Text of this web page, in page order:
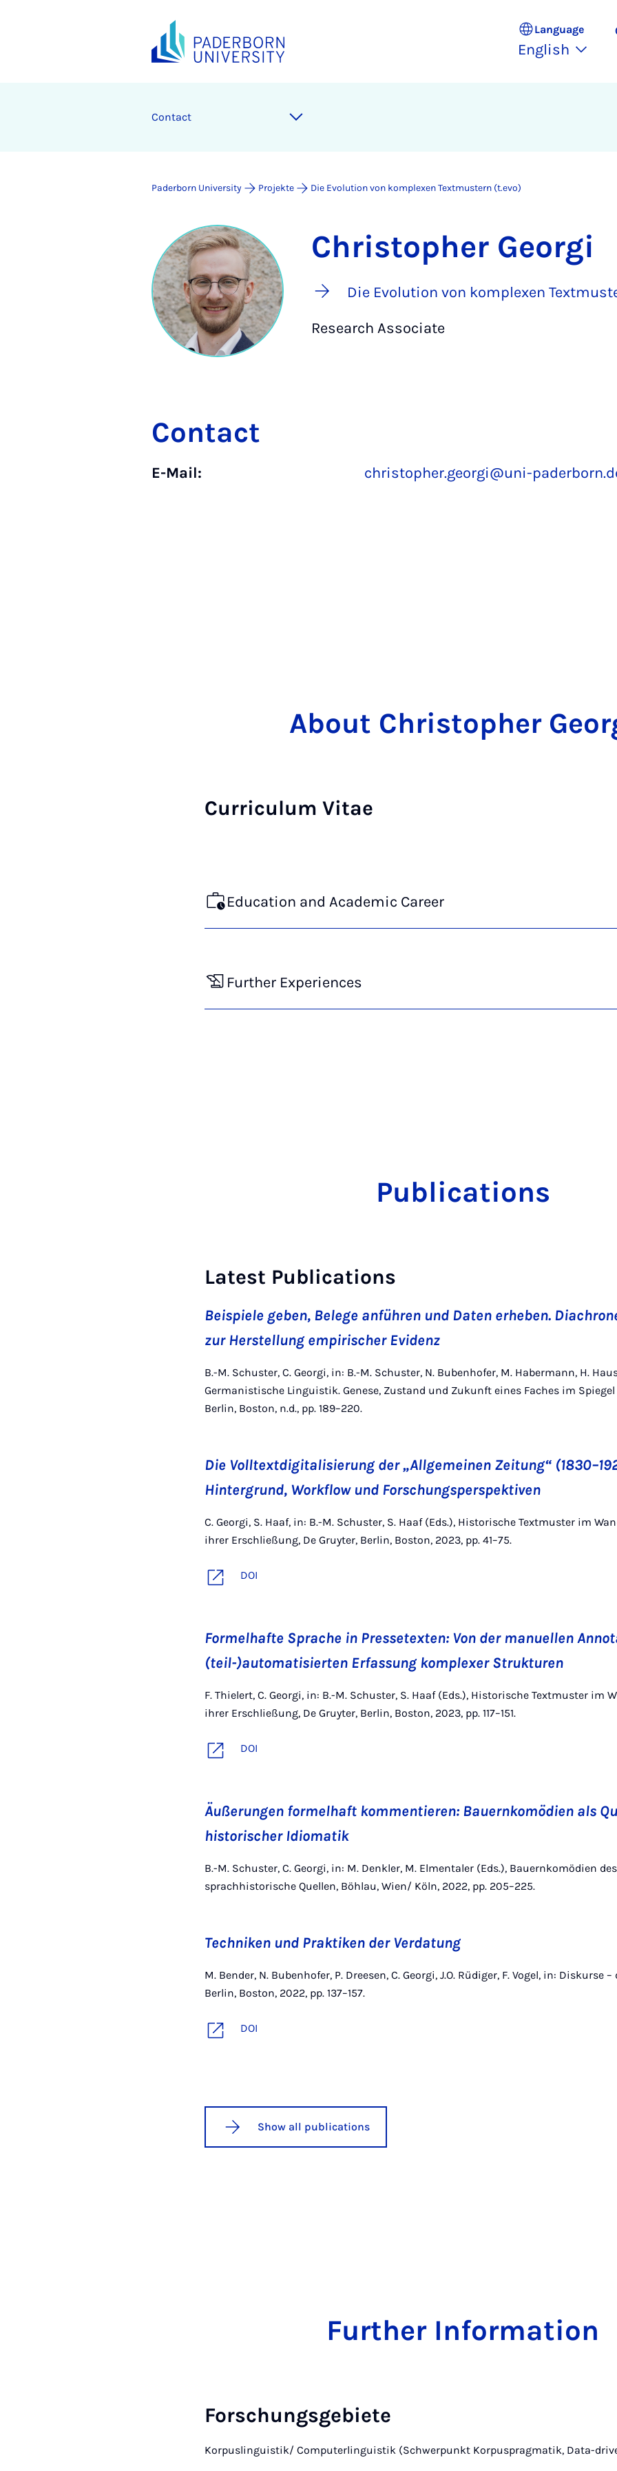
Language
English
Contact
Paderborn University Projekte Die Evolution von komplexen Textmustern (t.evo)
Christopher Georgi
Die Evolution von komplexen
Research Associate
Contact
E-Mail: christopher.georgi@uni-
About Christopher
Curriculum Vitae
Education and Academic Career
Further Experiences
Publications
Latest Publications
Beispiele geben, Belege anführen und Daten erheben.
zur Herstellung empirischer Evidenz
B.-M. Schuster, C. Georgi, in: B.-M. Schuster, N. Bubenhofer, M. Habermann, H.
Germanistische Linguistik. Genese, Zustand und Zukunft eines Faches im Spiegel
Berlin, Boston, n.d., pp. 189–220.
Die Volltextdigitalisierung der „Allgemeinen Zeitung“
Hintergrund, Workflow und Forschungsperspektiven
C. Georgi, S. Haaf, in: B.-M. Schuster, S. Haaf (Eds.), Historische Textmuster im
ihrer Erschließung, De Gruyter, Berlin, Boston, 2023, pp. 41–75.
DOI
Formelhafte Sprache in Pressetexten: Von der manuellen
(teil-)automatisierten Erfassung komplexer Strukturen
F. Thielert, C. Georgi, in: B.-M. Schuster, S. Haaf (Eds.), Historische Textmuster im
ihrer Erschließung, De Gruyter, Berlin, Boston, 2023, pp. 117–151.
DOI
Äußerungen formelhaft kommentieren: Bauernkomödien als
historischer Idiomatik
B.-M. Schuster, C. Georgi, in: M. Denkler, M. Elmentaler (Eds.), Bauernkomödien
sprachhistorische Quellen, Böhlau, Wien/ Köln, 2022, pp. 205–225.
Techniken und Praktiken der Verdatung
M. Bender, N. Bubenhofer, P. Dreesen, C. Georgi, J.O. Rüdiger, F. Vogel, in: Diskurse
Berlin, Boston, 2022, pp. 137–157.
DOI
Show all publications
Further Information
Forschungsgebiete
Korpuslinguistik/ Computerlinguistik (Schwerpunkt Korpuspragmatik, Data-